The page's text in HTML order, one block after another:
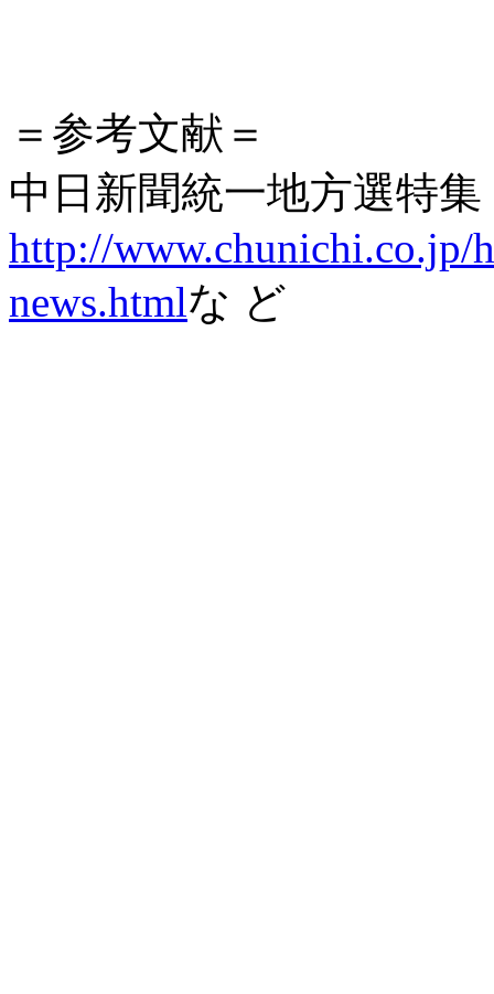
＝参考文献＝
中日新聞統一地方選特集
http://www.chunichi.co.jp/
news.htmlな ど